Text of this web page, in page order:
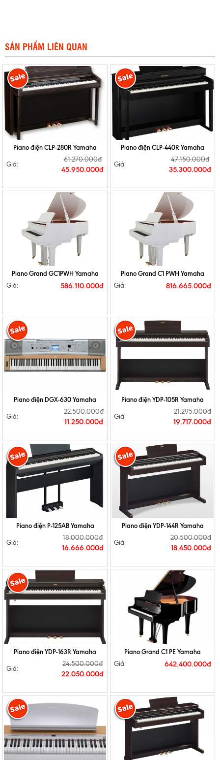
SẢN PHẨM LIÊN QUAN
Piano điện CLP-280R Yamaha
Giá:
61.270.000đ
45.950.000đ
Piano điện CLP-440R Yamaha
Giá:
47.150.000đ
35.300.000đ
Piano Grand GC1PWH Yamaha
Giá: 586.110.000đ
Piano Grand C1 PWH Yamaha
Giá: 816.665.000đ
Piano điện DGX-630 Yamaha
Giá:
22.500.000đ
11.250.000đ
Piano điện YDP-105R Yamaha
Giá:
21.295.000đ
19.717.000đ
Piano điện P-125AB Yamaha
Giá:
18.000.000đ
16.666.000đ
Piano điện YDP-144R Yamaha
Giá:
20.500.000đ
18.450.000đ
Piano điện YDP-163R Yamaha
Giá:
24.500.000đ
22.050.000đ
Piano Grand C1 PE Yamaha
Giá: 642.400.000đ